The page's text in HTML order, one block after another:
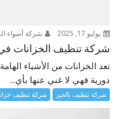
يوليو 17, 2025 شركة أضواء
شركة تنظيف الخزانات في
تعد الخزانات من الأشياء
دورية فهي لا غني عنها بأي...
شركة تنظيف بالخبر شركة تنظيف